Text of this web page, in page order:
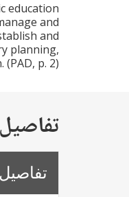
education
and
and
planning,
p. 2)